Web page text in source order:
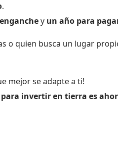
.
y un año para
o quien busca un lugar
mejor se adapte a ti!
invertir en tierra es